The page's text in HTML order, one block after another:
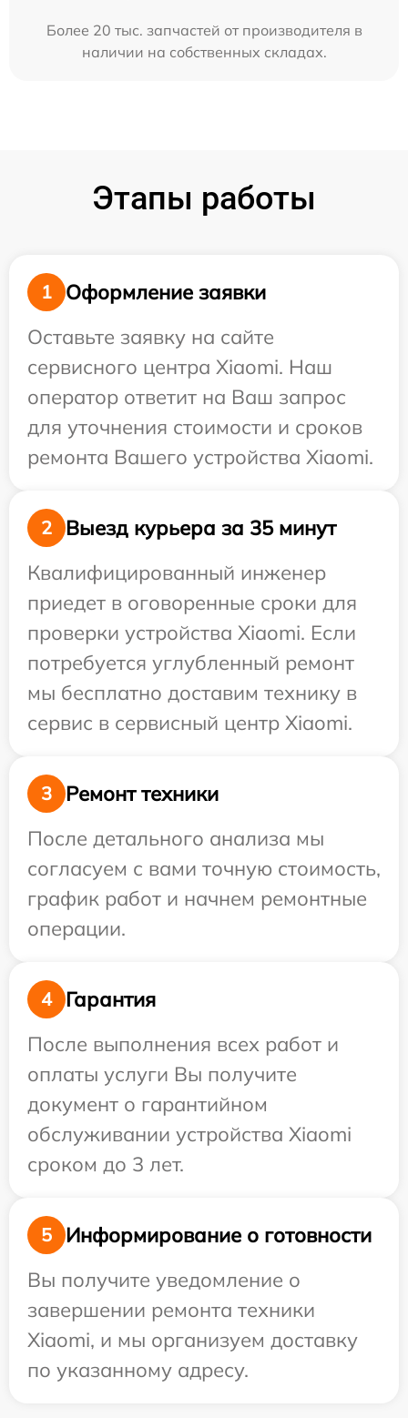
Более 20 тыс. запчастей от производителя в
наличии на собственных складах.
Этапы работы
1
Оформление заявки
Оставьте заявку на сайте
сервисного центра Xiaomi. Наш
оператор ответит на Ваш запрос
для уточнения стоимости и сроков
ремонта Вашего устройства Xiaomi.
2
Выезд курьера за 35 минут
Квалифицированный инженер
приедет в оговоренные сроки для
проверки устройства Xiaomi. Если
потребуется углубленный ремонт
мы бесплатно доставим технику в
сервис в сервисный центр Xiaomi.
3
Ремонт техники
После детального анализа мы
согласуем с вами точную стоимость,
график работ и начнем ремонтные
операции.
4
Гарантия
После выполнения всех работ и
оплаты услуги Вы получите
документ о гарантийном
обслуживании устройства Xiaomi
сроком до 3 лет.
5
Информирование о готовности
Вы получите уведомление о
завершении ремонта техники
Xiaomi, и мы организуем доставку
по указанному адресу.